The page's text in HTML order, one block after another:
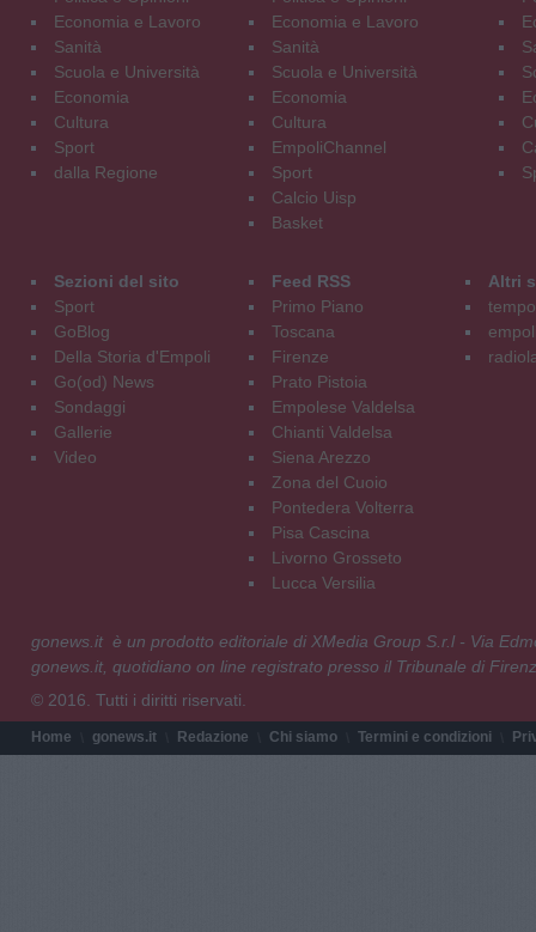
Economia e Lavoro
Sanità
Scuola e Università
Economia
Cultura
Sport
dalla Regione
Economia e Lavoro
Sanità
Scuola e Università
Economia
Cultura
EmpoliChannel
Sport
Calcio Uisp
Basket
Sezioni del sito
Sport
GoBlog
Della Storia d'Empoli
Go(od) News
Sondaggi
Gallerie
Video
Feed RSS
Primo Piano
Toscana
Firenze
Prato Pistoia
Empolese Valdelsa
Chianti Valdelsa
Siena Arezzo
Zona del Cuoio
Pontedera Volterra
Pisa Cascina
Livorno Grosseto
Lucca Versilia
Altri
gonews.it è un prodotto editoriale di XMedia Group S.r.l - Via
gonews.it, quotidiano on line registrato presso il Tribunale di
© 2016. Tutti i diritti riservati.
Home gonews.it Redazione Chi siamo Termini e condizioni